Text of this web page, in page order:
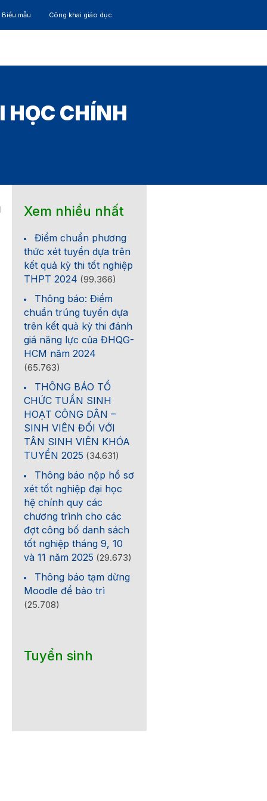
mẫu Công khai giáo dục
HỌC CHÍNH
Xem nhiều nhất
Điểm chuẩn phương
thức xét tuyển dựa trên
kết quả kỳ thi tốt nghiệp
THPT 2024 (99.366)
Thông báo: Điểm
chuẩn trúng tuyển dựa
trên kết quả kỳ thi đánh
giá năng lực của ĐHQG-
HCM năm 2024
(65.763)
THÔNG BÁO TỔ
CHỨC TUẦN SINH
HOẠT CÔNG DÂN –
SINH VIÊN ĐỐI VỚI
TÂN SINH VIÊN KHÓA
TUYỂN 2025 (34.631)
Thông báo nộp hồ sơ
xét tốt nghiệp đại học
hệ chính quy các
chương trình cho các
đợt công bố danh sách
tốt nghiệp tháng 9, 10
và 11 năm 2025 (29.673)
Thông báo tạm dừng
Moodle để bảo trì
(25.708)
Tuyển sinh